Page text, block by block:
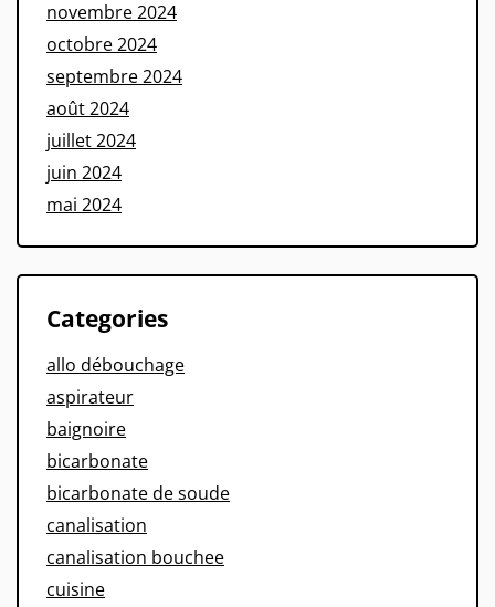
novembre 2024
octobre 2024
septembre 2024
août 2024
juillet 2024
juin 2024
mai 2024
Categories
allo débouchage
aspirateur
baignoire
bicarbonate
bicarbonate de soude
canalisation
canalisation bouchee
cuisine